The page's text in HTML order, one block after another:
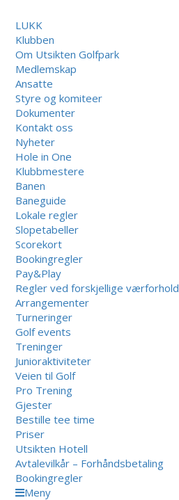
LUKK
Klubben
Om Utsikten Golfpark
Medlemskap
Ansatte
Styre og komiteer
Dokumenter
Kontakt oss
Nyheter
Hole in One
Klubbmestere
Banen
Baneguide
Lokale regler
Slopetabeller
Scorekort
Bookingregler
Pay&Play
Regler ved forskjellige værforhold
Arrangementer
Turneringer
Golf events
Treninger
Junioraktiviteter
Veien til Golf
Pro Trening
Gjester
Bestille tee time
Priser
Utsikten Hotell
Avtalevilkår – Forhåndsbetaling
Bookingregler
Meny